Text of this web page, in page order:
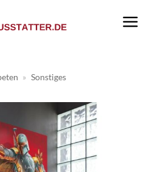
» Sonstiges